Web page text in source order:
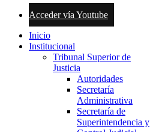
Acceder vía Youtube
Inicio
Institucional
Tribunal Superior de
Justicia
Autoridades
Secretaría
Administrativa
Secretaría de
Superintendencia y